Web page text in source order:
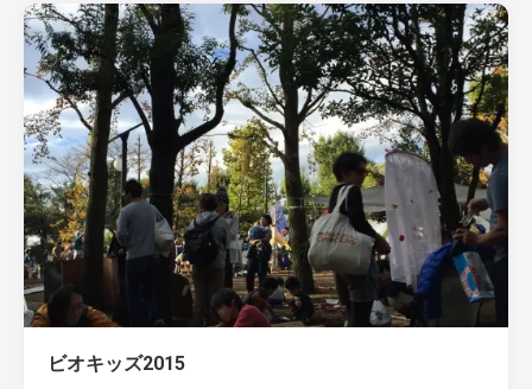
ビオキッズ2015